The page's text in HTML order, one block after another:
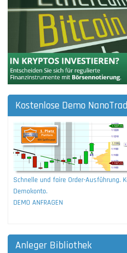
Kostenlose Demo
Schnelle und faire Order-Ausführung.
Demokonto.
DEMO ANFRAGEN
Anleger Bibliothek